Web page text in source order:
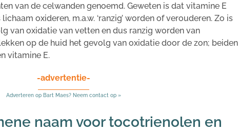
van de celwanden genoemd. Geweten is dat vitamine E
oxideren, m.a.w. ‘ranzig’ worden of verouderen. Zo is
van oxidatie van vetten en dus ranzig worden van
op de huid het gevolg van oxidatie door de zon; beiden
vitamine E.
-advertentie-
Adverteren op Bart Maes? Neem contact op »
naam voor tocotrienolen en